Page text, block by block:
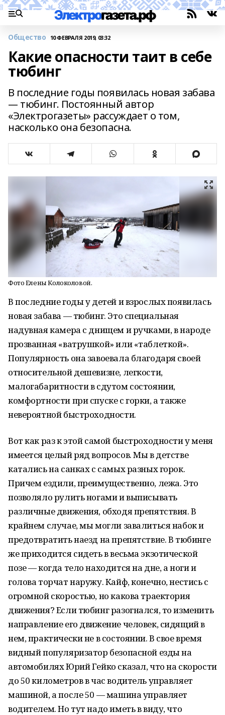
Общество 10 ФЕВРАЛЯ 2019, 03:32
Какие опасности таит в себе
тюбинг
В последние годы появилась новая забава
— тюбинг. Постоянный автор
«Электрогазеты» рассуждает о том,
насколько она безопасна.
Фото Елены Колоколовой.
В последние годы у детей и взрослых появилась
новая забава — тюбинг. Это специальная
надувная камера с днищем и ручками, в народе
прозванная «ватрушкой» или «таблеткой».
Популярность она завоевала благодаря своей
относительной дешевизне, легкости,
малогабаритности в сдутом состоянии,
комфортности при спуске с горки, а также
невероятной быстроходности.
Вот как раз к этой самой быстроходности у меня
имеется целый ряд вопросов. Мы в детстве
катались на санках с самых разных горок.
Причем ездили, преимущественно, лежа. Это
позволяло рулить ногами и выписывать
различные движения, обходя препятствия. В
крайнем случае, мы могли завалиться набок и
предотвратить наезд на препятствие. В тюбинге
же приходится сидеть в весьма экзотической
позе — когда тело находится на дне, а ноги и
голова торчат наружу. Кайф, конечно, нестись с
огромной скоростью, но какова траектория
движения? Если тюбинг разогнался, то изменить
направление его движение человек, сидящий в
нем, практически не в состоянии. В свое время
видный популяризатор безопасной езды на
автомобилях Юрий Гейко сказал, что на скорости
до 50 километров в час водитель управляет
машиной, а после 50 — машина управляет
водителем. Но тут надо иметь в виду, что